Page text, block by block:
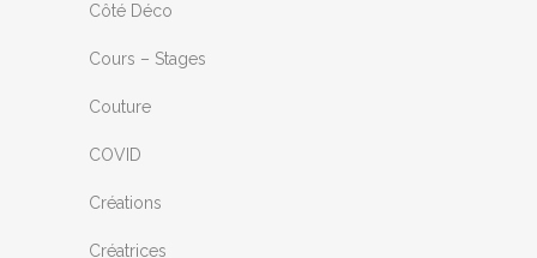
Côté Déco
Cours – Stages
Couture
COVID
Créations
Créatrices